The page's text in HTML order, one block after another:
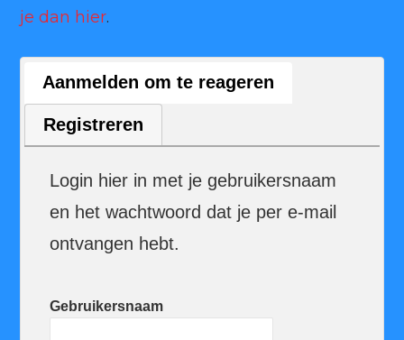
je dan hier.
Aanmelden om te reageren
Registreren
Login hier in met je gebruikersnaam
en het wachtwoord dat je per e-mail
ontvangen hebt.
Gebruikersnaam